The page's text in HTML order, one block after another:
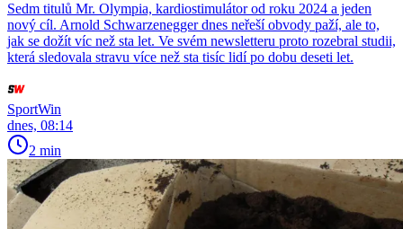
Sedm titulů Mr. Olympia, kardiostimulátor od roku 2024 a jeden
nový cíl. Arnold Schwarzenegger dnes neřeší obvody paží, ale to,
jak se dožít víc než sta let. Ve svém newsletteru proto rozebral studii,
která sledovala stravu více než sta tisíc lidí po dobu deseti let.
SportWin
dnes, 08:14
2 min